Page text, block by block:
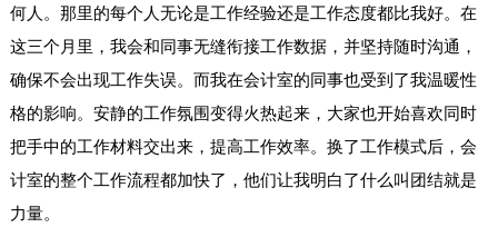
何人。那里的每个人无论是工作经验还是工作态度都比我好。在
这三个月里，我会和同事无缝衔接工作数据，并坚持随时沟通，
确保不会出现工作失误。而我在会计室的同事也受到了我温暖性
格的影响。安静的工作氛围变得火热起来，大家也开始喜欢同时
把手中的工作材料交出来，提高工作效率。换了工作模式后，会
计室的整个工作流程都加快了，他们让我明白了什么叫团结就是
力量。